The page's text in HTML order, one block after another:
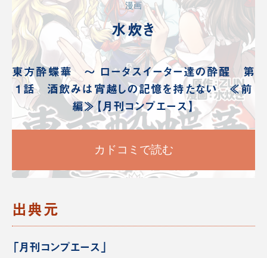
漫画
水炊き
東方酔蝶華 〜 ロータスイーター達の酔醒 第
１話 酒飲みは宵越しの記憶を持たない ≪前
編≫【月刊コンプエース】
カドコミで読む
出典元
「月刊コンプエース」